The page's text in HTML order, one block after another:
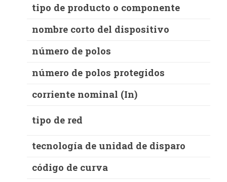
tipo de producto o componente
nombre corto del dispositivo
número de polos
número de polos protegidos
corriente nominal (In)
tipo de red
tecnología de unidad de disparo
código de curva